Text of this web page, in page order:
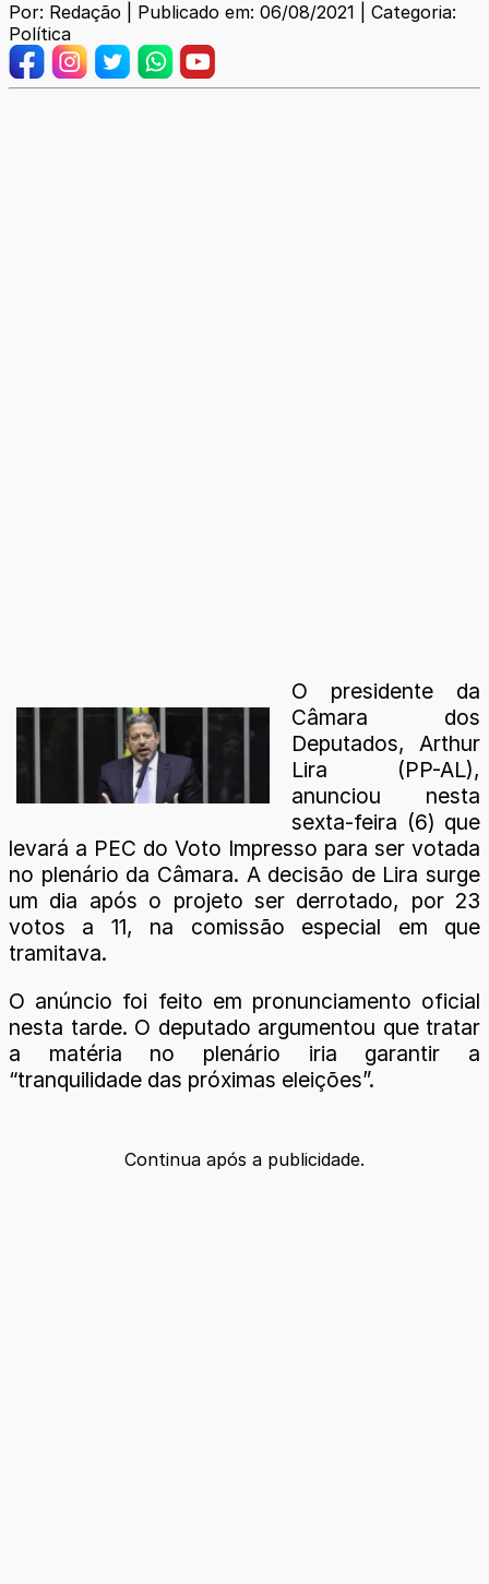
Por: Redação | Publicado em: 06/08/2021 | Categoria:
Política
O presidente da
Câmara dos
Deputados, Arthur
Lira (PP-AL),
anunciou nesta
sexta-feira (6) que
levará a PEC do Voto Impresso para ser votada
no plenário da Câmara. A decisão de Lira surge
um dia após o projeto ser derrotado, por 23
votos a 11, na comissão especial em que
tramitava.
O anúncio foi feito em pronunciamento oficial
nesta tarde. O deputado argumentou que tratar
a matéria no plenário iria garantir a
“tranquilidade das próximas eleições”.
Continua após a publicidade.